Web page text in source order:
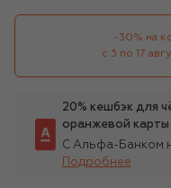
-30% на
с 3 по 17
20% кешбэк для
оранжевой карты
С Альфа-Банком
Подробнее